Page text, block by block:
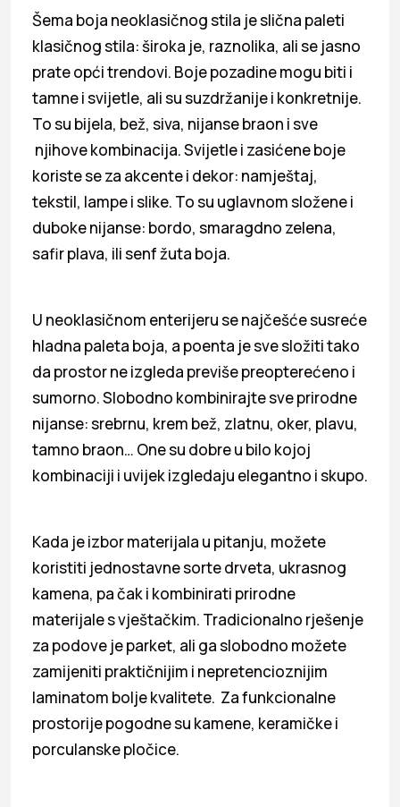
Šema boja neoklasičnog stila je slična paleti
klasičnog stila: široka je, raznolika, ali se jasno
prate opći trendovi. Boje pozadine mogu biti i
tamne i svijetle, ali su suzdržanije i konkretnije.
To su bijela, bež, siva, nijanse braon i sve
njihove kombinacija. Svijetle i zasićene boje
koriste se za akcente i dekor: namještaj,
tekstil, lampe i slike. To su uglavnom složene i
duboke nijanse: bordo, smaragdno zelena,
safir plava, ili senf žuta boja.
U neoklasičnom enterijeru se najčešće susreće
hladna paleta boja, a poenta je sve složiti tako
da prostor ne izgleda previše preopterećeno i
sumorno. Slobodno kombinirajte sve prirodne
nijanse: srebrnu, krem bež, zlatnu, oker, plavu,
tamno braon… One su dobre u bilo kojoj
kombinaciji i uvijek izgledaju elegantno i skupo.
Kada je izbor materijala u pitanju, možete
koristiti jednostavne sorte drveta, ukrasnog
kamena, pa čak i kombinirati prirodne
materijale s vještačkim. Tradicionalno rješenje
za podove je parket, ali ga slobodno možete
zamijeniti praktičnijim i nepretencioznijim
laminatom bolje kvalitete. Za funkcionalne
prostorije pogodne su kamene, keramičke i
porculanske pločice.